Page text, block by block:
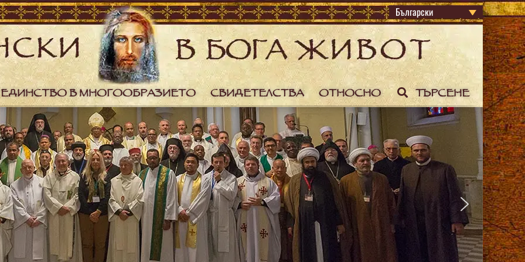
Български
ЕДИНСТВО В МНОГООБРАЗИЕТО СВИДЕТЕЛСТВА ОТНОСНО ТЪРСЕНЕ